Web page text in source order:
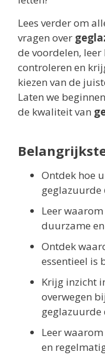
Lees verder om
vragen over
de voordelen,
controleren en
kiezen van de
Laten we
de kwaliteit van
Ontdek hoe
geglazuurde
Leer
duurzame
Ontdek
essentieel is
Krijg inzicht
overwegen
geglazuurde
Leer
en